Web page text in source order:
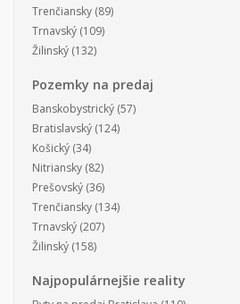
Trenčiansky (89)
Trnavský (109)
Žilinský (132)
Pozemky na predaj
Banskobystrický (57)
Bratislavský (124)
Košický (34)
Nitriansky (82)
Prešovský (36)
Trenčiansky (134)
Trnavský (207)
Žilinský (158)
Najpopulárnejšie reality